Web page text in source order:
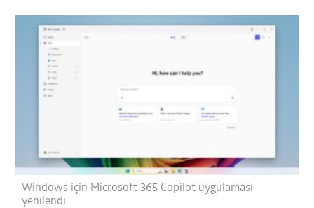
Windows için Microsoft 365 Copilot uygulaması
yenilendi